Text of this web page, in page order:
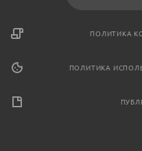
ПОЛИТИКА
ПОЛИТИКА